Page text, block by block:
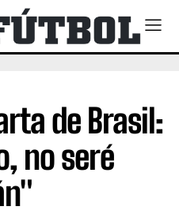
de Brasil:
no seré